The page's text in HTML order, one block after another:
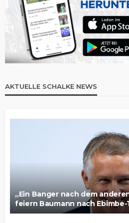
AKTUELLE SCHALKE NEWS
„Ein Banger nach dem
feiern Baumann nach